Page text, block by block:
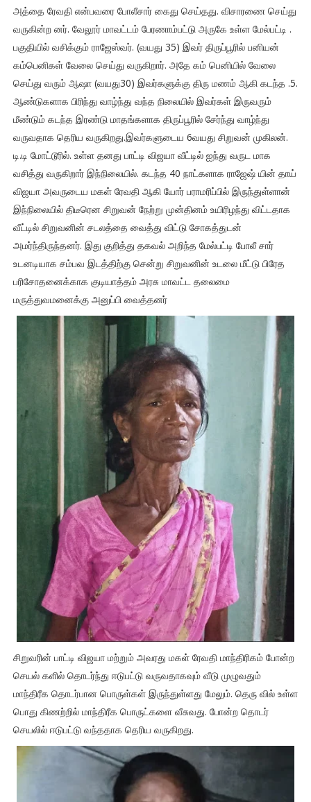
அத்தை ரேவதி என்பவரை போலீசார் கைது செய்தது. விசாரணை செய்து
வருகின்ற னர். வேலூர் மாவட்டம் பேரணாம்பட்டு அருகே உள்ள மேல்பட்டி .
பகுதியில் வசிக்கும் ராஜேஸ்வர். (வயது 35) இவர் திருப்பூரில் பனியன்
கம்பெனிகள் வேலை செய்து வருகிறார். அதே கம் பெனியில் வேலை
செய்து வரும் ஆஷா (வயது30) இவர்களுக்கு திரு மணம் ஆகி கடந்த .5.
ஆண்டுகளாக பிரிந்து வாழ்ந்து வந்த நிலையில் இவர்கள் இருவரும்
மீண்டும் கடந்த இரண்டு மாதங்களாக திருப்பூரில் சேர்ந்து வாழ்ந்து
வருவதாக தெரிய வருகிறது.இவர்களுடைய 6வயது சிறுவன் முகிலன்.
டி.டி மோட்டூரில். உள்ள தனது பாட்டி விஜயா வீட்டில் ஐந்து வருட மாக
வசித்து வருகிறார் இந்நிலையில். கடந்த 40 நாட்களாக ராஜேஷ் யின் தாய்
விஜயா அவருடைய மகள் ரேவதி ஆகி யோர் பராமரிப்பில் இருந்துள்ளான்
இந்நிலையில் திடீரென சிறுவன் நேற்று முன்தினம் உயிரிழந்து விட்டதாக
வீட்டில் சிறுவனின் சடலத்தை வைத்து விட்டு சோகத்துடன்
அமர்ந்திருந்தனர். இது குறித்து தகவல் அறிந்த மேல்பட்டி போலீ சார்
உடனடியாக சம்பவ இடத்திற்கு சென்று சிறுவனின் உடலை மீட்டு பிரேத
பரிசோதனைக்காக குடியாத்தம் அரசு மாவட்ட தலைமை
மருத்துவமனைக்கு அனுப்பி வைத்தனர்
சிறுவரின் பாட்டி விஜயா மற்றும் அவரது மகள் ரேவதி மாந்திரிகம் போன்ற
செயல் களில் தொடர்ந்து ஈடுபட்டு வருவதாகவும் வீடு முழுவதும்
மாந்திரீக தொடர்பான பொருள்கள் இருந்துள்ளது மேலும். தெரு வில் உள்ள
பொது கிணற்றில் மாந்திரீக பொருட்களை வீசுவது. போன்ற தொடர்
செயலில் ஈடுபட்டு வந்ததாக தெரிய வருகிறது.